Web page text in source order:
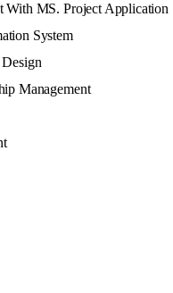
With MS. Project Application
System
Management